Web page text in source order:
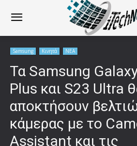
Samsung Κινητά ΝΕΑ
Τα Samsung
Plus και S23 Ultra
αποκτήσουν
κάμερας με το
Assistant και τις